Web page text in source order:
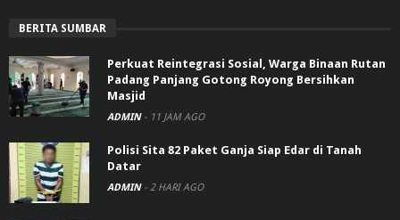
BERITA SUMBAR
Perkuat Reintegrasi Sosial, Warga Binaan Rutan
Padang Panjang Gotong Royong Bersihkan
Masjid
ADMIN - 11 JAM AGO
Polisi Sita 82 Paket Ganja Siap Edar di Tanah
Datar
ADMIN - 2 HARI AGO